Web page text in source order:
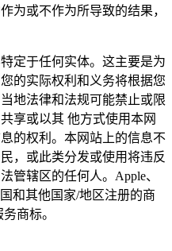
为或不作为所导致的结果，
定于任何实体。这主要是为
的实际权利和义务将根据您
地法律和法规可能禁止或限
享或以其 他方式使用本网
的权利。本网站上的信息不
，或此类分发或使用将违反
管辖区的任何人。Apple、
和其他国家/地区注册的商
商标。